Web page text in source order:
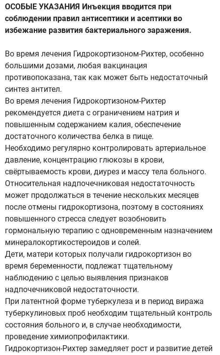
ОСОБЫЕ УКАЗАНИЯ Инъекция вводится при
соблюдении правил антисептики и асептики во
избежание развития бактериального заражения.
Во время лечения Гидрокортизоном-Рихтер, особенно
большими дозами, любая вакцинация
противопоказана, так как может быть недостаточный
синтез антител.
Во время лечения Гидрокортизоном-Рихтер
рекомендуется диета с ограничением натрия и
повышенным содержанием калия, обеспечение
достаточного количества белка в пище.
Необходимо регулярно контролировать артериальное
давление, концентрацию глюкозы в крови,
свёртываемость крови, диурез и массу тела больного.
Относительная надпочечниковая недостаточность
может продолжаться в течение нескольких месяцев
после отмены гидрокортизона, поэтому в состояниях
повышенного стресса следует возобновить
гормональную терапию с одновременным назначением
минералокортикостероидов и солей.
Дети, матери которых получали гидрокортизон во
время беременности, подлежат тщательному
наблюдению с целью выявления признаков
надпочечниковой недостаточности.
При латентной форме туберкулеза и в период виража
туберкулиновых проб необходим тщательный контроль
состояния больного и, в случае необходимости,
проведение химиопрофилактики.
Гидрокортизон-Рихтер замедляет рост и развитие детей